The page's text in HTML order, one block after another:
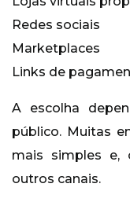
Redes sociais
Marketplaces
Links de
A escolha
público. Muitas
mais simples e,
outros canais.